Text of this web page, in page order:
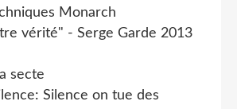
Monarch
vérité" - Serge Garde 2013
secte
Silence on tue des